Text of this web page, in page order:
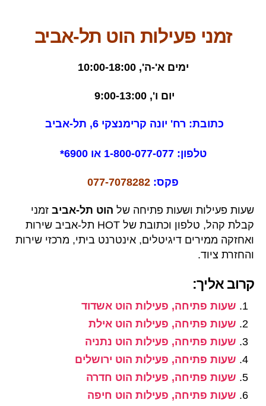
זמני פעילות הוט תל-אביב
ימים א'-ה', 10:00-18:00
יום ו', 9:00-13:00
כתובת: רח' יונה קרימנצקי 6, תל-אביב
טלפון: 1-800-077-077 או 6900*
פקס: 077-7078282
שעות פעילות ושעות פתיחה של הוט תל-אביב זמני
קבלת קהל, טלפון וכתובת של HOT תל-אביב שירות
ואחזקה ממירים דיגיטלים, אינטרנט ביתי, מרכזי שירות
והחזרת ציוד.
קרוב אליך:
שעות פתיחה, פעילות הוט אשדוד
שעות פתיחה, פעילות הוט אילת
שעות פתיחה, פעילות הוט נתניה
שעות פתיחה, פעילות הוט ירושלים
שעות פתיחה, פעילות הוט חדרה
שעות פתיחה, פעילות הוט חיפה